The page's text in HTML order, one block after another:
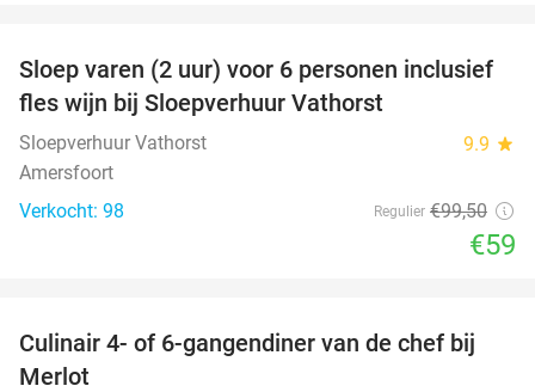
41%
Sloep varen (2 uur) voor 6 personen inclusief
fles wijn bij Sloepverhuur Vathorst
Sloepverhuur Vathorst 9.9 star
Amersfoort
Verkocht: 98
Regulier €99,50
€59
33%
Culinair 4- of 6-gangendiner van de chef bij
Merlot